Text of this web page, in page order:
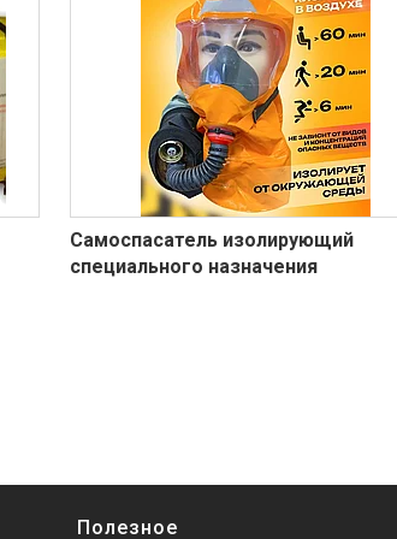
Самоспасатель изолирующий
специального назначения
Полезное